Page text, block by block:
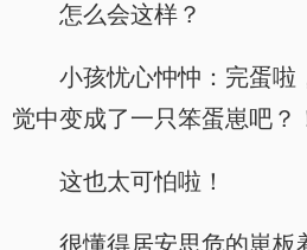
怎么会这样？
小孩忧心忡忡：完蛋啦
觉中变成了一只笨蛋崽吧？
这也太可怕啦！
很懂得居安思危的崽板